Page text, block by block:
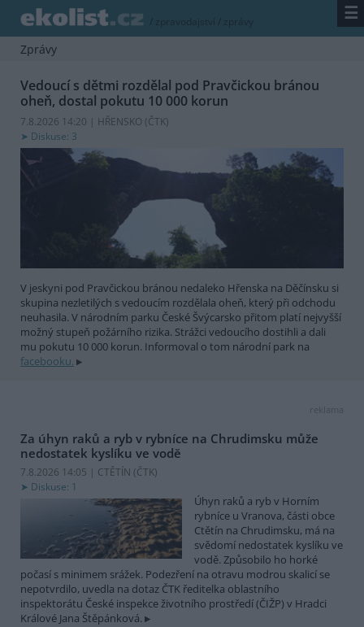
/ zpravodajství / zprávy ☰
Zprávy
Vedoucí s dětmi rozdělal pod Pravčickou bránou
oheň, dostal pokutu 10 000 korun
7.8.2026 14:20 | HŘENSKO (ČTK)
Diskuse: 3
V jeskyni pod Pravčickou bránou nedaleko Hřenska na Děčínsku si
skupina nezletilých s vedoucím rozdělala oheň, který při odchodu
neuhasila. V národním parku České Švýcarsko přitom platí nejvyšší
možný stupeň požárního rizika. Strážci vedoucího dostihli a dali
mu pokutu 10 000 korun. Informoval o tom národní park na
facebooku.
reklama
Za úhyn raků a ryb v rybníce na Chrudimsku může
nedostatek kyslíku ve vodě
7.8.2026 14:05 | CTĚTÍN (ČTK)
Diskuse: 1
Úhyn raků a ryb v Horním
rybníce u Vranova, části obce
Ctětín na Chrudimsku, má na
svědomí nedostatek kyslíku ve
vodě. Způsobilo ho horké
počasí s minimem srážek. Podezření na otravu modrou skalicí se
nepotvrdilo, uvedla na dotaz ČTK ředitelka oblastního
inspektorátu České inspekce životního prostředí (ČIŽP) v Hradci
Králové Jana Štěpánková.